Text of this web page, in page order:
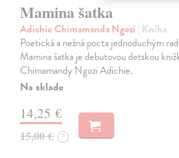
Mamina šatka
Adichie Chimamanda Ngozi | Kniha
Poetická a nežná pocta jednoduchým
Mamina šatka je debutovou detskou
Chimamandy Ngozi Adichie.
Na sklade
14,25 €
15,00 € ?